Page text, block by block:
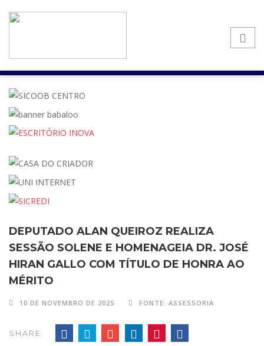
DEPUTADO ALAN QUEIROZ REALIZA
SESSÃO SOLENE E HOMENAGEIA DR. JOSÉ
HIRAN GALLO COM TÍTULO DE HONRA AO
MÉRITO
10 DE NOVEMBRO DE 2025 FONTE: ASSESSORIA
SHARE: